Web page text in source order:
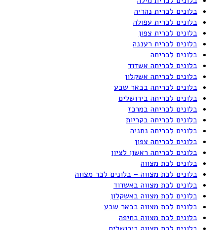
בלונים לברית נהריה
בלונים לברית עפולה
בלונים לברית צפון
בלונים לברית רעננה
בלונים לבריתה
בלונים לבריתה אשדוד
בלונים לבריתה אשקלון
בלונים לבריתה בבאר שבע
בלונים לבריתה בירושלים
בלונים לבריתה במרכז
בלונים לבריתה בקריות
בלונים לבריתה נתניה
בלונים לבריתה צפון
בלונים לבריתה ראשון לציון
בלונים לבת מצווה
בלונים לבת מצווה – בלונים לבר מצווה
בלונים לבת מצווה באשדוד
בלונים לבת מצווה באשקלון
בלונים לבת מצווה בבאר שבע
בלונים לבת מצווה בחיפה